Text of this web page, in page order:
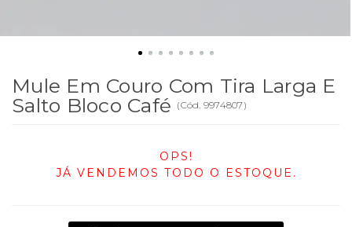
Mule Em Couro Com Tira Larga E
Salto Bloco Café (Cód. 9974807)
OPS!
JÁ VENDEMOS TODO O ESTOQUE.